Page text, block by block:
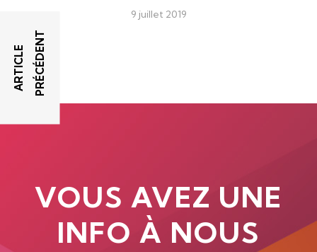
A
R
T
I
C
L
E
P
R
É
C
É
D
E
N T
9 juillet 2019
VOUS AVEZ UNE
INFO À NOUS